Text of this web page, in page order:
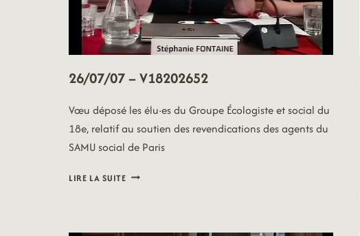
26/07/07 – V18202652
Vœu déposé les élu·es du Groupe Écologiste et social du
18e, relatif au soutien des revendications des agents du
SAMU social de Paris
LIRE LA SUITE26/07/07